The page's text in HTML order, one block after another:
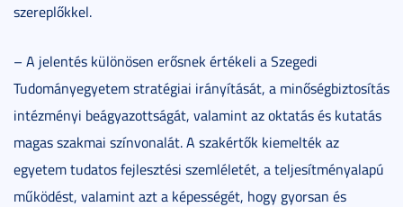
szereplőkkel.
– A jelentés különösen erősnek értékeli a Szegedi
Tudományegyetem stratégiai irányítását, a minőségbiztosítás
intézményi beágyazottságát, valamint az oktatás és kutatás
magas szakmai színvonalát. A szakértők kiemelték az
egyetem tudatos fejlesztési szemléletét, a teljesítményalapú
működést, valamint azt a képességét, hogy gyorsan és